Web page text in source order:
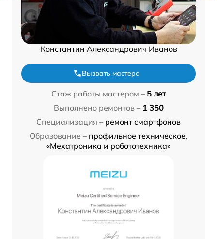
Константин Александрович Иванов
Вызвать мастера
Стаж работы мастером – 5 лет
Выполнено ремонтов – 1 350
Специализация – ремонт смартфонов
Образование – профильное техническое,
«Мехатроника и робототехника»